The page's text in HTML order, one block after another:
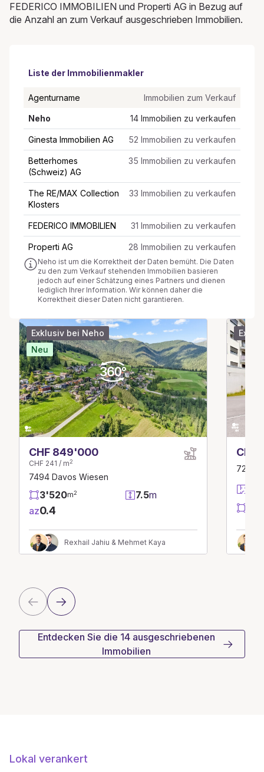
FEDERICO IMMOBILIEN und Properti AG in Bezug auf
die Anzahl an zum Verkauf ausgeschrieben Immobilien.
Liste der Immobilienmakler
Agenturname Immobilien zum Verkauf
Neho 14 Immobilien zu verkaufen
Ginesta Immobilien AG 52 Immobilien zu verkaufen
Betterhomes
(Schweiz) AG
35 Immobilien zu verkaufen
The RE/MAX Collection
Klosters
33 Immobilien zu verkaufen
FEDERICO IMMOBILIEN 31 Immobilien zu verkaufen
Properti AG 28 Immobilien zu verkaufen
Neho ist um die Korrektheit der Daten bemüht. Die Daten
zu den zum Verkauf stehenden Immobilien basieren
jedoch auf einer Schätzung eines Partners und dienen
lediglich Ihrer Information. Wir können daher die
Korrektheit dieser Daten nicht garantieren.
CHF 849'000
CHF 241 / m2
7494 Davos Wiesen
3'520m2 7.5m
az0.4
Rexhail Jahiu & Mehmet Kaya
Exklusiv bei Neho
Neu
CHF
7270
Entdecken Sie die 14 ausgeschriebenen
Immobilien
Lokal verankert